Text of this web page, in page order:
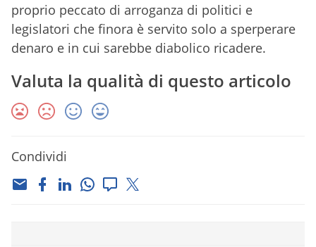
proprio peccato di arroganza di politici e
legislatori che finora è servito solo a sperperare
denaro e in cui sarebbe diabolico ricadere.
Valuta la qualità di questo articolo
Condividi